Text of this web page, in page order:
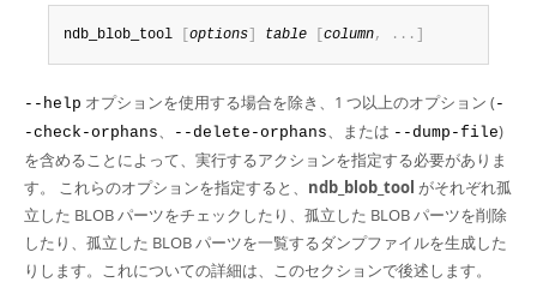
ndb_blob_tool options table column, . . .
--help オプションを使用する場合を除き、1 つ以上のオプション (-
-check-orphans、 --delete-orphans、または --dump-file)
を含めることによって、実行するアクションを指定する必要がありま
す。 これらのオプションを指定すると、 ndb_blob_tool がそれぞれ孤
立した BLOB パーツをチェックしたり、孤立した BLOB パーツを削除
したり、孤立した BLOB パーツを一覧するダンプファイルを生成した
りします。これについての詳細は、このセクションで後述します。